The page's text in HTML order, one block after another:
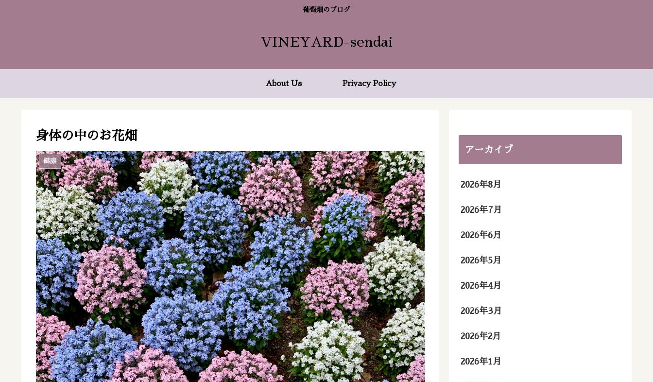
葡萄畑のブログ
VINEYARD-sendai
About Us Privacy Policy
身体の中のお花畑
健康
アーカイブ
2026年8月
2026年7月
2026年6月
2026年5月
2026年4月
2026年3月
2026年2月
2026年1月